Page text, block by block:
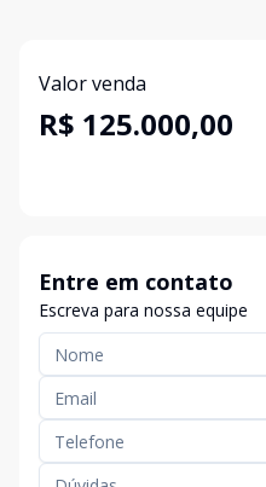
Valor venda
R$ 125.000,00
Entre em contato
Escreva para nossa equipe